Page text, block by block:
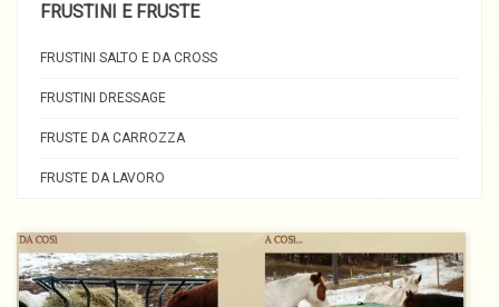
FRUSTINI E FRUSTE
FRUSTINI SALTO E DA CROSS
FRUSTINI DRESSAGE
FRUSTE DA CARROZZA
FRUSTE DA LAVORO